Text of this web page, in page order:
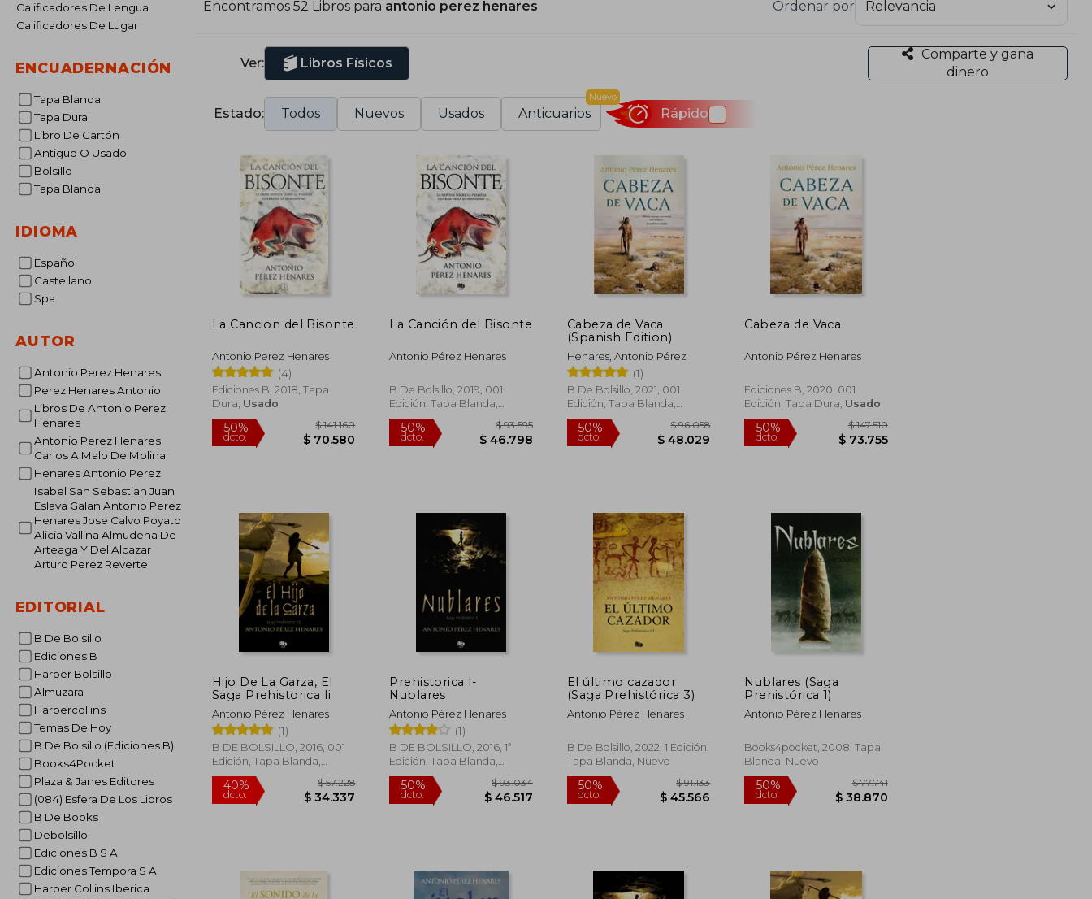
Calificadores De Lengua
Calificadores De Lugar
ENCUADERNACIÓN
Tapa Blanda
Tapa Dura
Libro De Cartón
Antiguo O Usado
Bolsillo
Tapa Blanda
IDIOMA
Español
Castellano
Spa
AUTOR
Antonio Perez Henares
Perez Henares Antonio
Libros De Antonio Perez
Henares
Antonio Perez Henares
Carlos A Malo De Molina
Henares Antonio Perez
Isabel San Sebastian Juan
Eslava Galan Antonio Perez
Henares Jose Calvo Poyato
Alicia Vallina Almudena De
Arteaga Y Del Alcazar
Arturo Perez Reverte
EDITORIAL
B De Bolsillo
Ediciones B
Harper Bolsillo
Almuzara
Harpercollins
Temas De Hoy
B De Bolsillo (Ediciones B)
Books4Pocket
Plaza & Janes Editores
(084) Esfera De Los Libros
B De Books
Debolsillo
Ediciones B S A
Ediciones Tempora S A
Harper Collins Iberica
épocas de la historia de España, siendo ganador de premios como el Tigre Juan por su obra La cruzada del
o Yo, que sí corrí delante de los grises.
Encontramos 52 Libros para antonio perez henares Ordenar por
Ver: Libros Físicos
Comparte y gana
dinero
Estado: Todos Nuevos Usados Anticuarios
Nuevo
Rápido
La Cancion del Bisonte
Antonio Perez Henares
(4)
Ediciones B, 2018, Tapa
Dura, Usado
50%
dcto.
La Canción del Bisonte
Antonio Pérez Henares
B De Bolsillo, 2019, 001
Edición, Tapa Blanda,
Nuevo
50%
dcto.
Cabeza de Vaca
(Spanish Edition)
Henares, Antonio Pérez
(1)
B De Bolsillo, 2021, 001
Edición, Tapa Blanda,
Nuevo
50%
dcto.
$ 96.058
$ 48.029
Cabeza de Vaca
Antonio Pérez Henares
Ediciones B, 2020, 001
Edición, Tapa Dura, Usado
50%
Hijo De La Garza, El
Saga Prehistorica Ii
Antonio Pérez Henares
(1)
B DE BOLSILLO, 2016, 001
Edición, Tapa Blanda,
Usado
Prehistorica I-
Nublares
Antonio Pérez Henares
(1)
B DE BOLSILLO, 2016, 1ª
Edición, Tapa Blanda,
Usado
El último cazador
(Saga Prehistórica 3)
Antonio Pérez Henares
B De Bolsillo, 2022, 1 Edición,
Tapa Blanda, Nuevo
Nublares (Saga
Prehistórica 1)
Antonio Pérez Henares
Books4pocket, 2008, Tapa
Blanda, Nuevo